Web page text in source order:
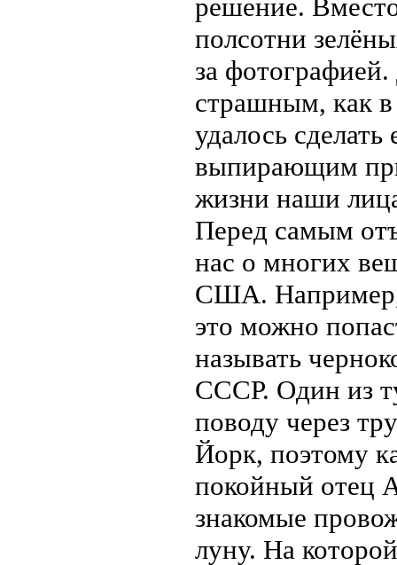
решение.
полсотни
за фотографией.
страшным, как
удалось
выпирающим
жизни наши
Перед самым
нас о многих
США. Например,
это можно
называть
СССР. Один из
поводу через
Йорк, поэтому
покойный отец
знакомые
луну. На